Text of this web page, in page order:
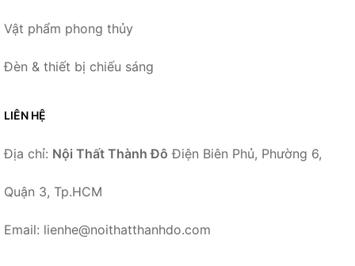
Vật phẩm phong thủy
Đèn & thiết bị chiếu sáng
LIÊN HỆ
Địa chỉ: Nội Thất Thành Đô Điện Biên Phủ, Phường 6,
Quận 3, Tp.HCM
Email: lienhe@noithatthanhdo.com